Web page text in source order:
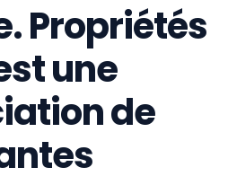
Propriétés
une
de